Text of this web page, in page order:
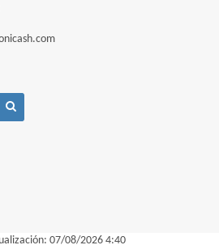
07/08/2026 4:40